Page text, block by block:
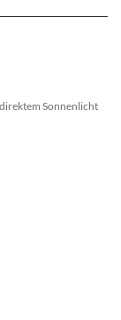
Sonnenlicht